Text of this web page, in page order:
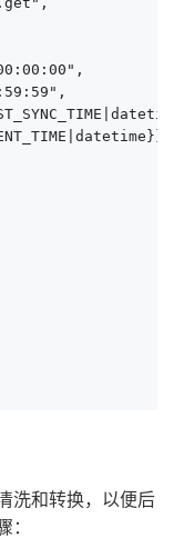
洗和转换，以便后